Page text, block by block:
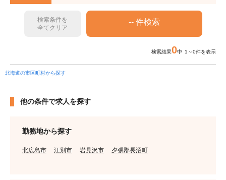
検索条件を
全てクリア
検索結果0中 1～0件を表示
北海道の市区町村から探す
他の条件で求人を探す
勤務地から探す
北広島市 江別市 岩見沢市 夕張郡長沼町